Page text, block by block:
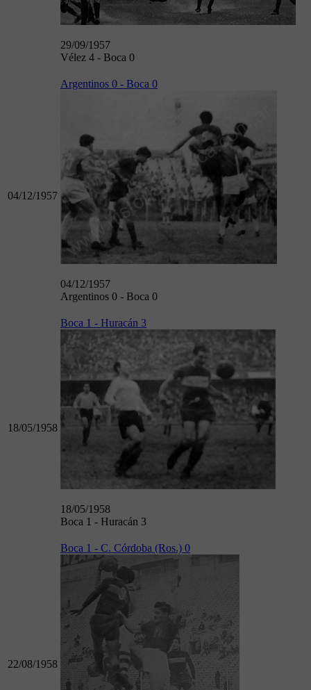
29/09/1957
Vélez 4 - Boca 0
04/12/1957
Argentinos 0 - Boca 0
04/12/1957
Argentinos 0 - Boca 0
18/05/1958
Boca 1 - Huracán 3
18/05/1958
Boca 1 - Huracán 3
22/08/1958
Boca 1 - C. Córdoba (Ros.) 0